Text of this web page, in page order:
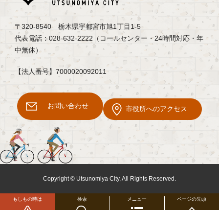
検索
もしもの時は メニュー ページの先頭
〒320-8540 栃木県宇都宮市旭1丁目1-5
代表電話：028-632-2222（コールセンター・24時間対応・年
中無休）
【法人番号】7000020092011
お問い合わせ 市役所へのアクセス
Copyright © Utsunomiya City, All Rights Reserved.